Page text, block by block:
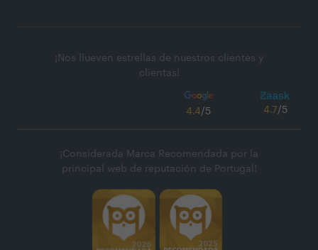
¡Nos llueven estrellas de nuestros clientes y
clientas!
4.4/5 4.7/5
¡Considerada Marca Recomendada por la
principal web de reputación de Portugal!